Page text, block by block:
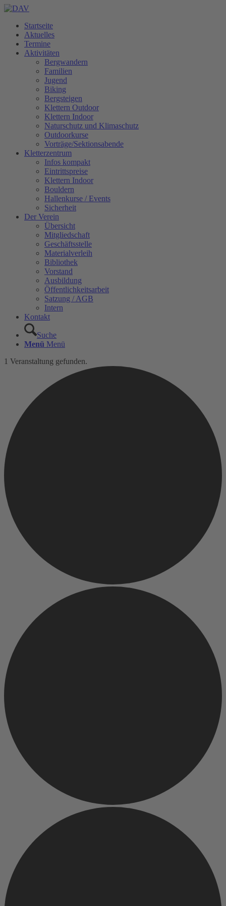
Startseite
Aktuelles
Termine
Aktivitäten
Bergwandern
Familien
Jugend
Biking
Bergsteigen
Klettern Outdoor
Klettern Indoor
Naturschutz und Klimaschutz
Outdoorkurse
Vorträge/Sektionsabende
Kletterzentrum
Infos kompakt
Eintrittspreise
Klettern Indoor
Bouldern
Hallenkurse / Events
Sicherheit
Der Verein
Übersicht
Mitgliedschaft
Geschäftsstelle
Materialverleih
Bibliothek
Vorstand
Ausbildung
Öffentlichkeitsarbeit
Satzung / AGB
Intern
Kontakt
Suche
Menü Menü
1 Veranstaltung gefunden.